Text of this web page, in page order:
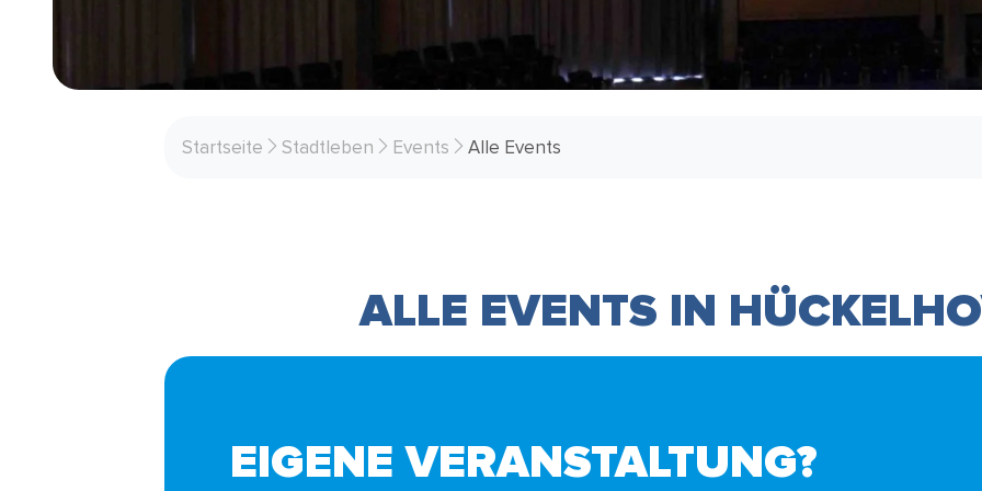
Startseite Stadtleben Events Alle Events
ALLE EVENTS IN
EIGENE VERANSTALTUNG?